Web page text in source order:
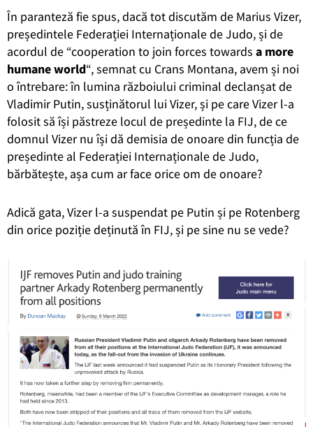
În paranteză fie spus, dacă tot discutăm de Marius Vizer,
președintele Federației Internaționale de Judo, și de
acordul de “cooperation to join forces towards a more
humane world“, semnat cu Crans Montana, avem și noi
o întrebare: în lumina războiului criminal declanșat de
Vladimir Putin, susținătorul lui Vizer, și pe care Vizer l-a
folosit să își păstreze locul de președinte la FIJ, de ce
domnul Vizer nu își dă demisia de onoare din funcția de
președinte al Federației Internaționale de Judo,
bărbătește, așa cum ar face orice om de onoare?
Adică gata, Vizer l-a suspendat pe Putin și pe Rotenberg
din orice poziție deținută în FIJ, și pe sine nu se vede?